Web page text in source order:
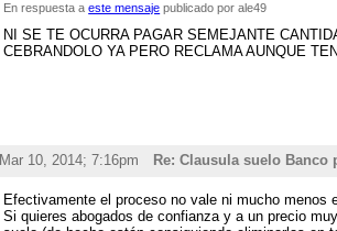
En respuesta aeste mensaje publicado por ale49
NI SE TE OCURRA PAGAR SEMEJANTE
CEBRANDOLO YA PERO RECLAMA AUNQUE
Mar 10, 2014; 7:16pm Re: Clausula suelo Banco
Efectivamente el proceso no vale ni mucho
Si quieres abogados de confianza y a un precio